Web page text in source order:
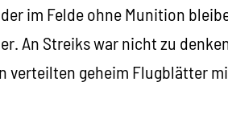
im Felde ohne Munition
An Streiks war nicht zu
geheim Flugblätter